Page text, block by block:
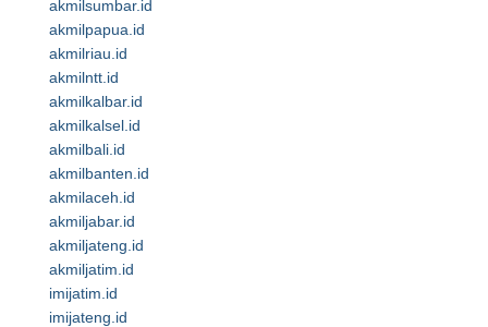
akmilsumbar.id
akmilpapua.id
akmilriau.id
akmilntt.id
akmilkalbar.id
akmilkalsel.id
akmilbali.id
akmilbanten.id
akmilaceh.id
akmiljabar.id
akmiljateng.id
akmiljatim.id
imijatim.id
imijateng.id